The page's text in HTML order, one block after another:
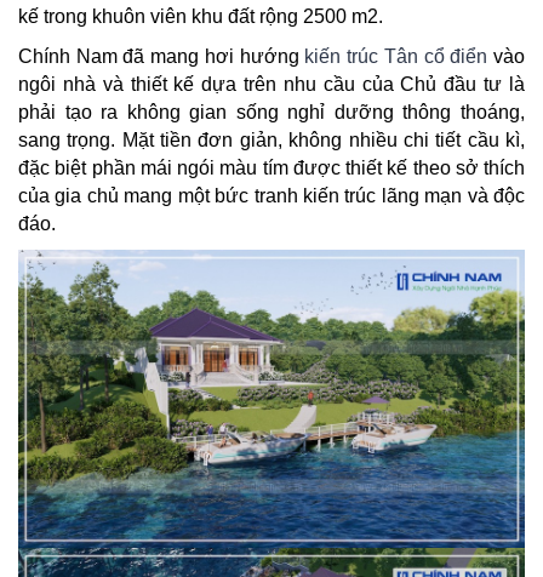
TIN
TỨC
-
SỰ
KIỆN
Tin
Tức
Khuyến
Mãi
CẨM
NANG
XÂY
NHÀ
TUYỂN
DỤNG
CHĂM
SÓC
kế trong khuôn viên khu đất rộng 2500 m2.
Chính Nam đã mang hơi hướng kiến trúc Tân cổ điển vào
ngôi nhà và thiết kế dựa trên nhu cầu của Chủ đầu tư là
phải tạo ra không gian sống nghỉ dưỡng thông thoáng,
sang trọng. Mặt tiền đơn giản, không nhiều chi tiết cầu kì,
đặc biệt phần mái ngói màu tím được thiết kế theo sở thích
của gia chủ mang một bức tranh kiến trúc lãng mạn và độc
đáo.